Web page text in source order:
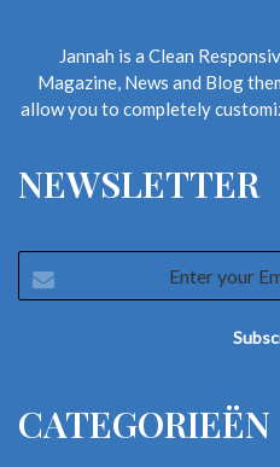
Jannah is a Clean
Magazine, News and Blog
allow you to completely
NEWSLETTER
your
CATEGORIEËN